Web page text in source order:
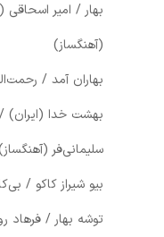
بهار / امیر
(آهنگساز)
بهاران آمد /
بهشت خدا (ایران)
سلیمانی‌فر
بیو شیراز کاکو /
توشه بهار / فرهاد